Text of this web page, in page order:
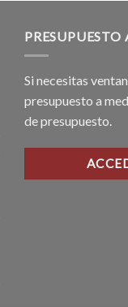
Si necesitas
presupuesto a
de presupuesto.